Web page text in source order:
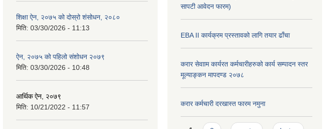
शिक्षा ऐन, २०७५ को दोस्रो शंसोधन, २०८०
मिति: 03/30/2026 - 11:13
ऐन, २०७५ को पहिलो संशोधन २०७९
मिति: 03/30/2026 - 10:48
आर्थिक ऐन, २०७९
मिति: 10/21/2022 - 11:57
सापटी आवेदन फारम)
EBA II कार्यक्रम प्रस्तावको लागि तयार ढाँचा
करार सेवााम कार्यरत कर्मचारीहरुको कार्य सम्पादन स्तर
मूल्याङ्कन मापदण्ड २०७८
करार कर्मचारी दरखास्त फारम नमुना